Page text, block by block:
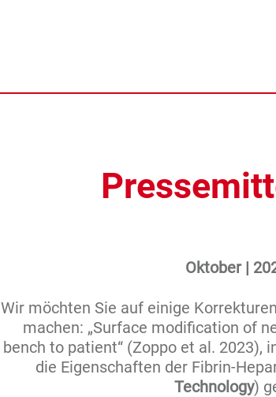
Oktober |
Wir möchten Sie auf einige
machen: „Surface modification of
bench to patient“ (Zoppo et al. 2023),
die Eigenschaften der Fibrin-
Technology)